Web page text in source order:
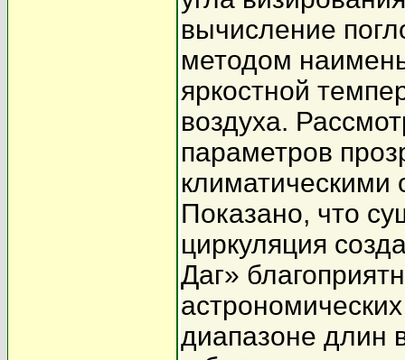
вычисление
методом
яркостной
воздуха.
параметров
Показано, что
циркуляция
Даг»
диапазоне длин